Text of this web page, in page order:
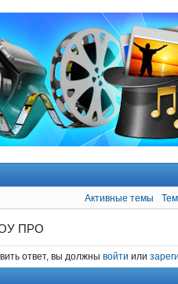
Активные темы
ПРО
ответ, вы должны войти или